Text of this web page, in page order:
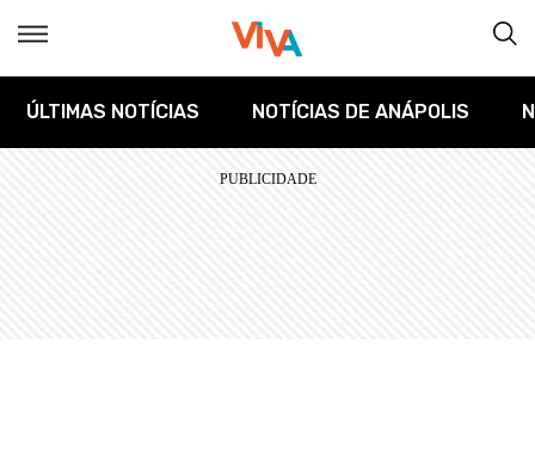
ÚLTIMAS NOTÍCIAS NOTÍCIAS DE ANÁPOLIS